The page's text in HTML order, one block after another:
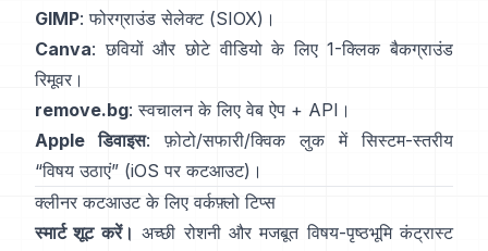
GIMP:फोरग्राउंड सेलेक्ट(SIOX)।
Canva: छवियों और छोटे वीडियो के लिए 1-क्लिक बैकग्राउंड
रिमूवर ।
remove.bg: स्वचालन के लिए वेब ऐप + API ।
Apple डिवाइस: फ़ोटो/सफारी/क्विक लुक में सिस्टम-स्तरीय
“विषय उठाएं” (iOS पर कटआउट)।
क्लीनर कटआउट के लिए वर्कफ़्लो टिप्स
स्मार्ट शूट करें। अच्छी रोशनी और मजबूत विषय-पृष्ठभूमि कंट्रास्ट